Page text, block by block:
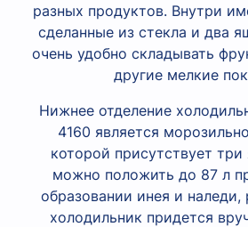
разных продуктов. Внутри
сделанные из стекла и два
очень удобно складывать
другие мелкие
Нижнее отделение
4160 является
которой присутствует
можно положить до 87 л
образовании инея и
холодильник придется